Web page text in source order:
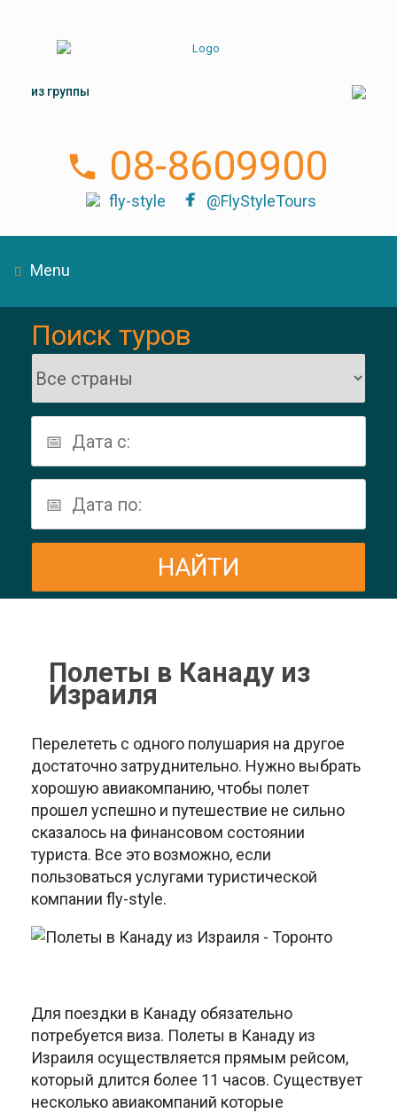
из группы
08-8609900
fly-style @FlyStyleTours
Menu
Поиск туров
Полеты в Канаду из
Израиля
Перелететь с одного полушария на другое
достаточно затруднительно. Нужно выбрать
хорошую авиакомпанию, чтобы полет
прошел успешно и путешествие не сильно
сказалось на финансовом состоянии
туриста. Все это возможно, если
пользоваться услугами туристической
компании fly-style.
Для поездки в Канаду обязательно
потребуется виза. Полеты в Канаду из
Израиля осуществляется прямым рейсом,
который длится более 11 часов. Существует
несколько авиакомпаний которые